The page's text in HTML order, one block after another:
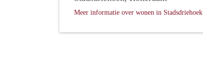
Meer informatie over wonen in Stadsdriehoek